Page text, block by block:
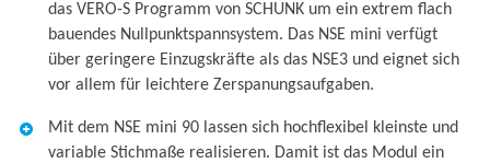
das VERO-S Programm von SCHUNK um ein extrem flach
bauendes Nullpunktspannsystem. Das NSE mini verfügt
über geringere Einzugskräfte als das NSE3 und eignet sich
vor allem für leichtere Zerspanungsaufgaben.
Mit dem NSE mini 90 lassen sich hochflexibel kleinste und
variable Stichmaße realisieren. Damit ist das Modul ein